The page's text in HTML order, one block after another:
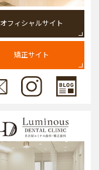
オフィシャルサイト
矯正サイト